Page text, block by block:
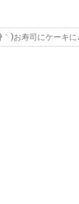
)お寿司にケーキに